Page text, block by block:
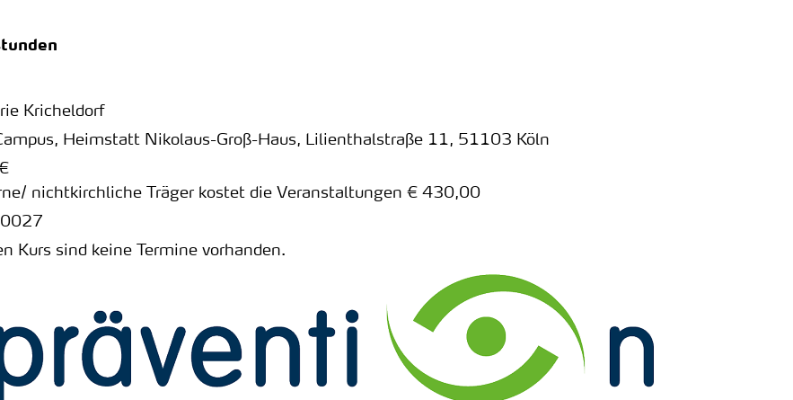
Kricheldorf
Heimstatt Nikolaus-Groß-Haus, Lilienthalstraße 11, 51103 Köln
nichtkirchliche Träger kostet die Veranstaltungen € 430,00
Kurs sind keine Termine vorhanden.